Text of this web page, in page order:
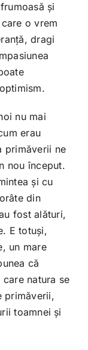
și
o vrem
dragi
nu mai
erau
primăverii ne
nou început.
și cu
din
fost alături,
E totuși,
un mare
că
natura se
primăverii,
toamnei și